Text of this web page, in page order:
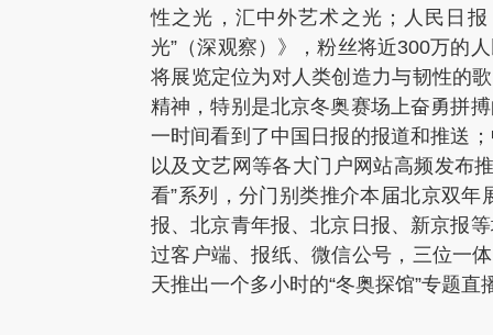
性之光，汇中外艺术之光；人民日
光”（深观察）》，粉丝将近300万的
将展览定位为对人类创造力与韧性的
精神，特别是北京冬奥赛场上奋勇拼
一时间看到了中国日报的报道和推送
以及文艺网等各大门户网站高频发布
看”系列，分门别类推介本届北京双
报、北京青年报、北京日报、新京报
过客户端、报纸、微信公号，三位一
天推出一个多小时的“冬奥探馆”专题